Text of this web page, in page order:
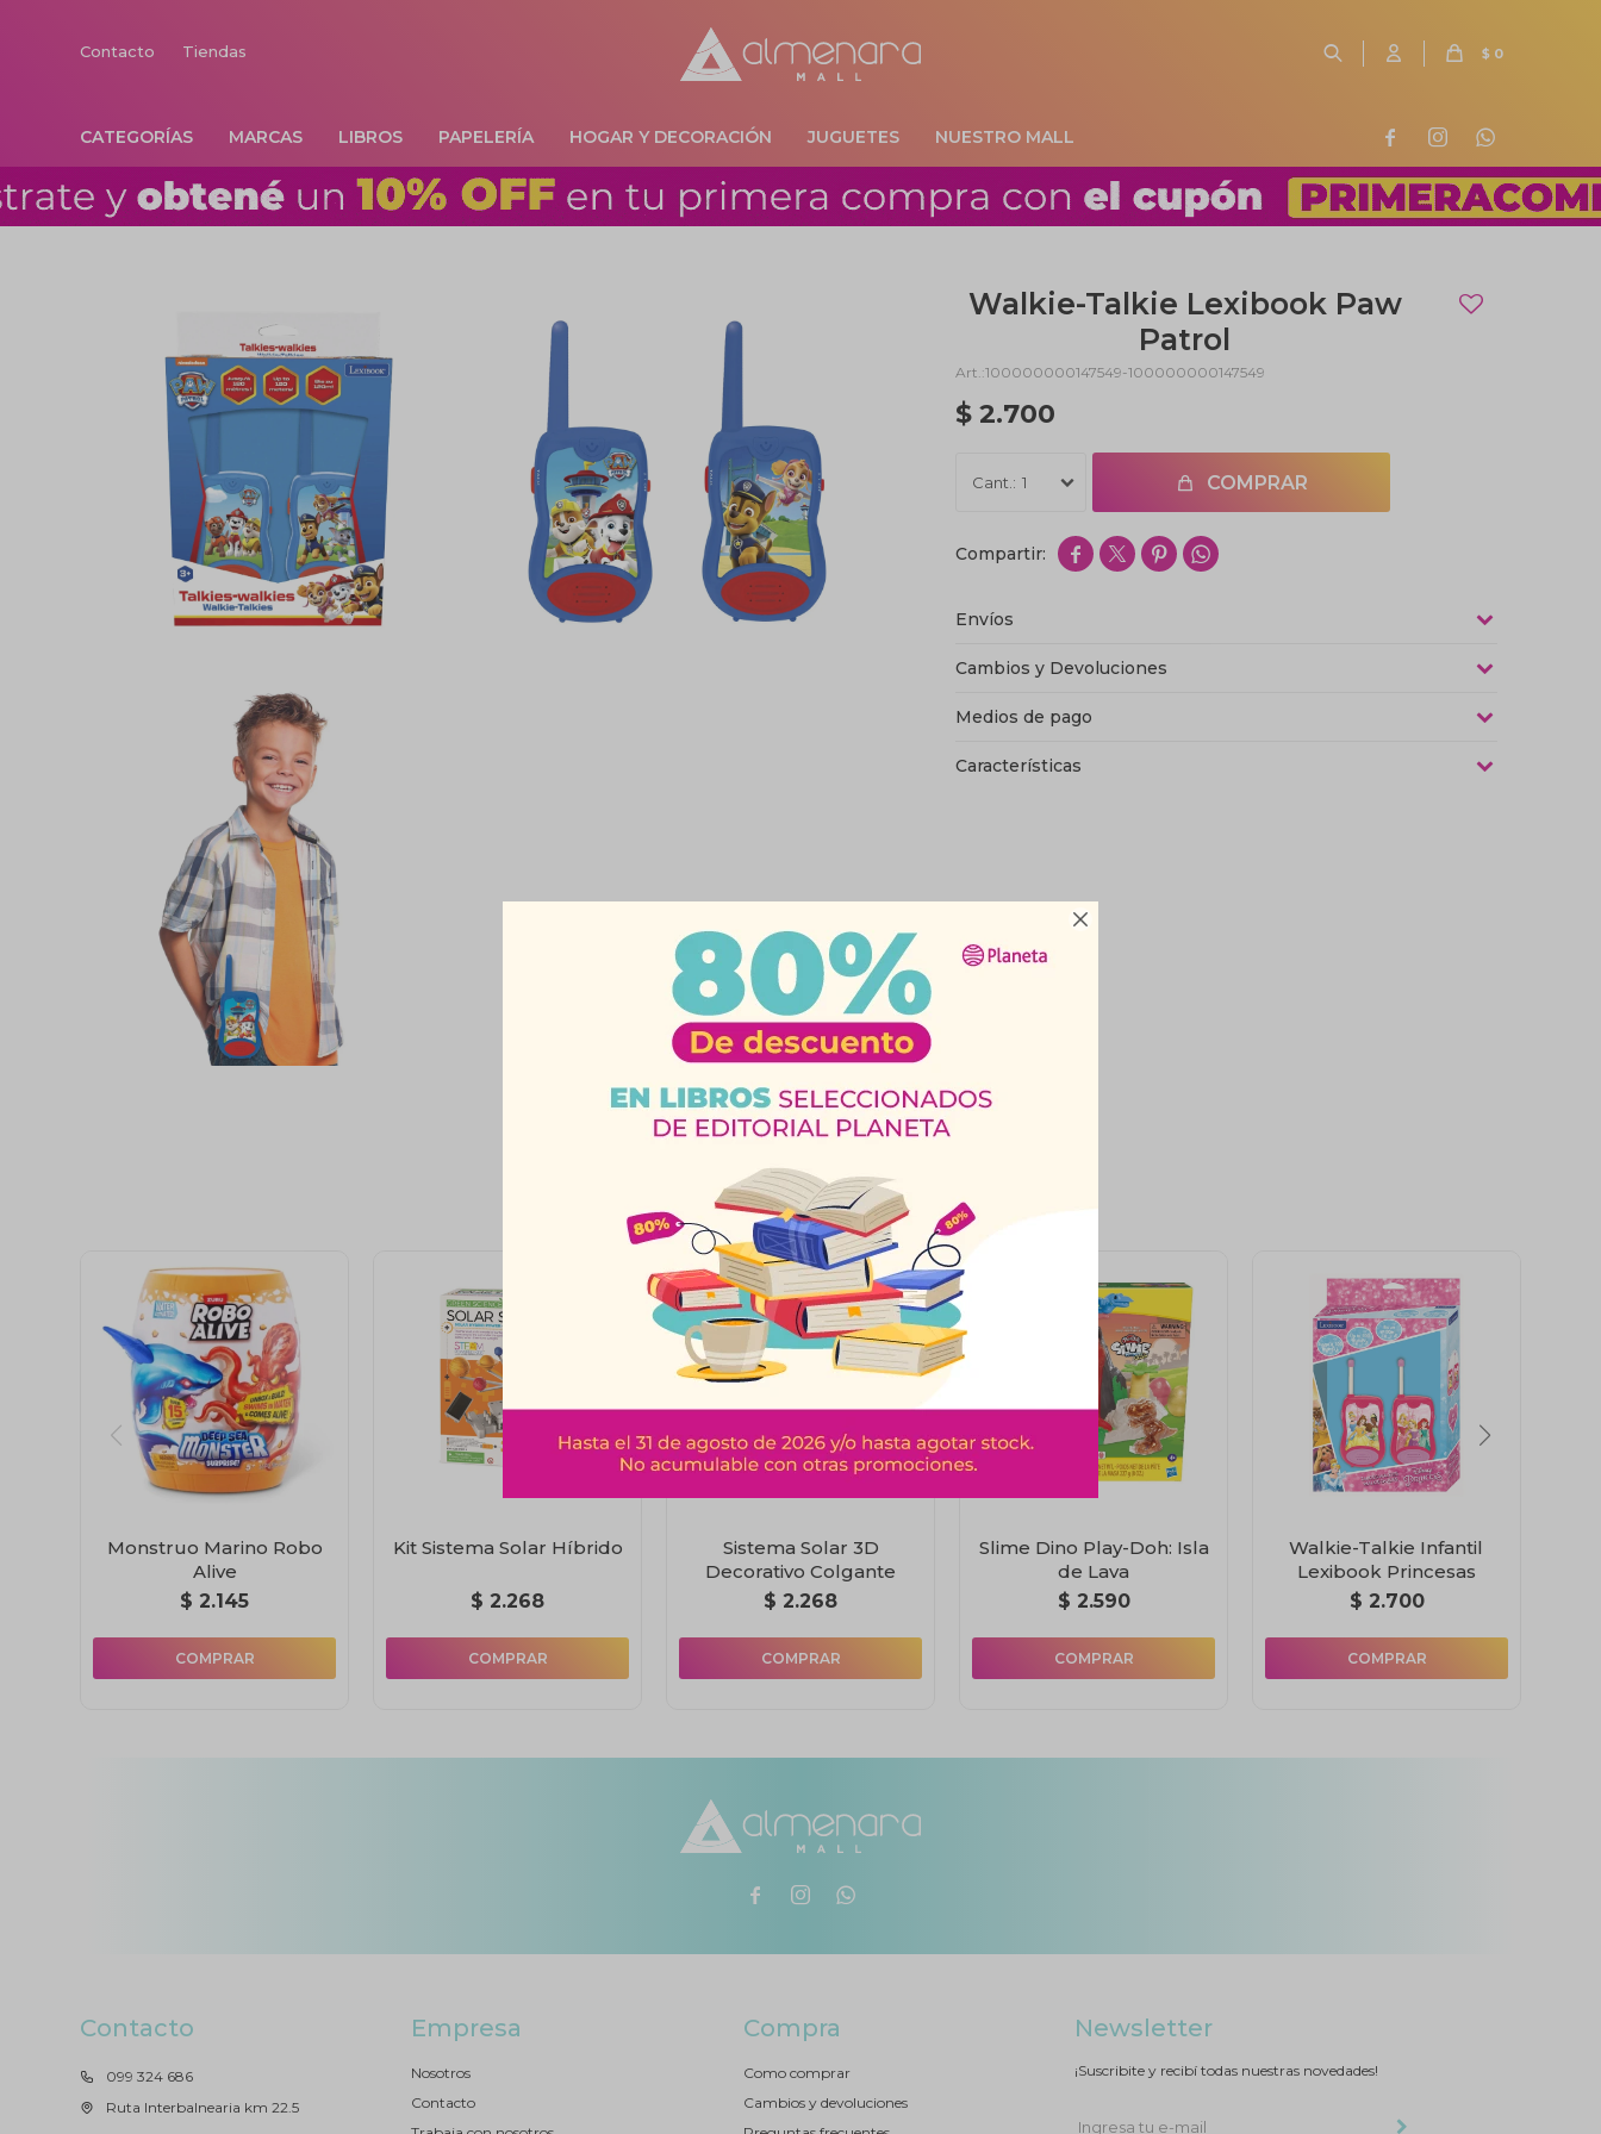

CATEGORÍAS MARCAS LIBROS PAPELERÍA HOGAR Y DECORACIÓN JUGUETES NUESTRO MALL
$ 0
  
Contacto Tiendas
Walkie-Talkie Lexibook Paw
Patrol
100000000147549-100000000147549
$ 2.700
1 COMPRAR
   
Envíos
Cambios y Devoluciones
Medios de pago
Características
Productos que te pueden interesar
Monstruo Marino Robo
Alive
$ 2.145
Kit Sistema Solar Híbrido
$ 2.268
Sistema Solar 3D
Decorativo Colgante
$ 2.268
Slime Dino Play-Doh: Isla
de Lava
$ 2.590
Walkie-Talkie Infantil
Lexibook Princesas
$ 2.700
  
Contacto
099 324 686
Ruta Interbalnearia km 22.5
Empresa
Nosotros
Contacto
Compra
Como comprar
Cambios y devoluciones
Newsletter
¡Suscribite y recibí todas nuestras novedades!